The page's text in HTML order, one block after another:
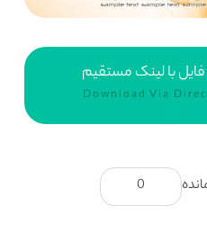
فایل با لینک مستقیم
Download Via
0